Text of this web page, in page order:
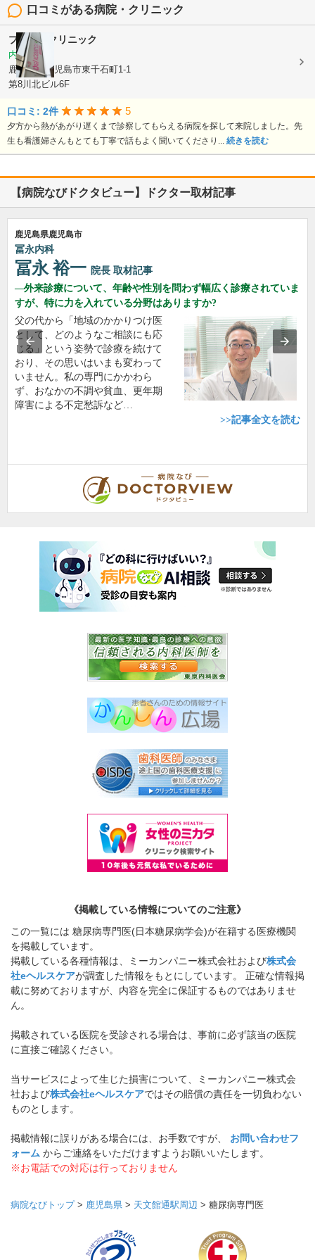
口コミがある病院・クリニック
プリムラクリニック
内科
鹿児島県鹿児島市東千石町1-1
第8川北ビル6F
口コミ: 2件 5
夕方から熱があがり遅くまで診察してもらえる病院を探して来院しました。先
生も看護婦さんもとても丁寧で話もよく聞いてくださり... 続きを読む
【病院なびドクタビュー】ドクター取材記事
鹿児島県鹿児島市
冨永内科
冨永 裕一 院長 取材記事
外来診療について、年齢や性別を問わず幅広く診療されていま
すが、特に力を入れている分野はありますか?
父の代から「地域のかかりつけ医
として、どのようなご相談にも応
じる」という姿勢で診療を続けて
おり、その思いはいまも変わって
いません。私の専門にかかわら
ず、おなかの不調や貧血、更年期
障害による不定愁訴など…
>>記事全文を読む
《掲載している情報についてのご注意》
この一覧には 糖尿病専門医(日本糖尿病学会)が在籍する医療機関
を掲載しています。
掲載している各種情報は、ミーカンパニー株式会社および株式会
社eヘルスケアが調査した情報をもとにしています。 正確な情報掲
載に努めておりますが、内容を完全に保証するものではありませ
ん。
掲載されている医院を受診される場合は、事前に必ず該当の医院
に直接ご確認ください。
当サービスによって生じた損害について、ミーカンパニー株式会
社および株式会社eヘルスケアではその賠償の責任を一切負わない
ものとします。
掲載情報に誤りがある場合には、お手数ですが、 お問い合わせフ
ォーム からご連絡をいただけますようお願いいたします。
※お電話での対応は行っておりません
病院なびトップ> 鹿児島県 > 天文館通駅周辺 > 糖尿病専門医